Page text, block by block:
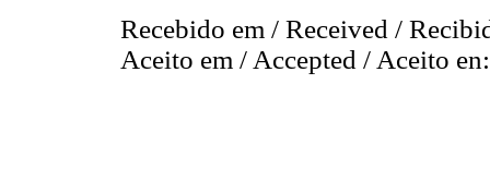
Recebido em / Received /
Aceito em / Accepted / Aceito